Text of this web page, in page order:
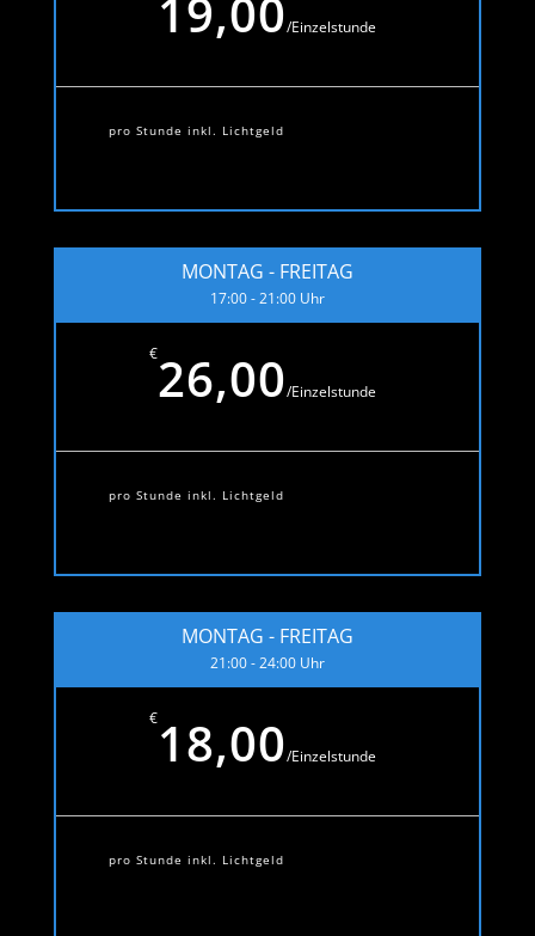
19,00/Einzelstunde
pro Stunde inkl. Lichtgeld
MONTAG - FREITAG
17:00 - 21:00 Uhr
€26,00/Einzelstunde
pro Stunde inkl. Lichtgeld
MONTAG - FREITAG
21:00 - 24:00 Uhr
€18,00/Einzelstunde
pro Stunde inkl. Lichtgeld